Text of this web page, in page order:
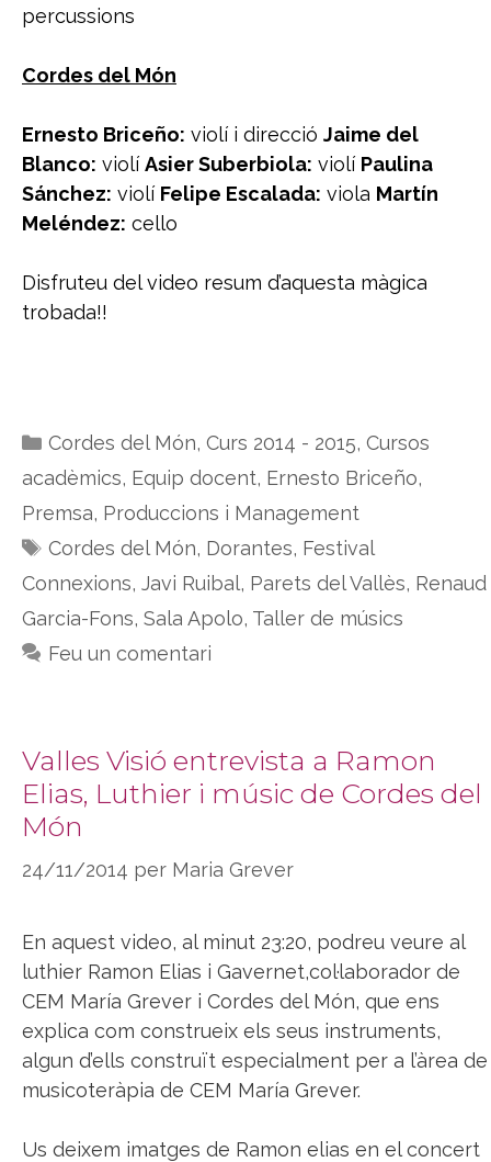
percussions
Cordes del Món
Ernesto Briceño: violí i direcció Jaime del
Blanco: violíAsier Suberbiola: violí Paulina
Sánchez: violí Felipe Escalada: viola Martín
Meléndez: cello
Disfruteu del video resum d’aquesta màgica
trobada!!
Categories
Cordes del Món, Curs 2014 - 2015, Cursos
acadèmics, Equip docent, Ernesto Briceño,
Premsa, Produccions i Management
Etiquetes
Cordes del Món, Dorantes, Festival
Connexions, Javi Ruibal, Parets del Vallès, Renaud
Garcia-Fons, Sala Apolo, Taller de músics
Feu un comentari
Valles Visió entrevista a Ramon
Elias, Luthier i músic de Cordes del
Món
24/11/2014 per Maria Grever
En aquest video, al minut 23:20, podreu veure al
luthier Ramon Elias i Gavernet,col·laborador de
CEM María Grever i Cordes del Món, que ens
explica com construeix els seus instruments,
algun d’ells construït especialment per a l’àrea de
musicoteràpia de CEM María Grever.
Us deixem imatges de Ramon elias en el concert